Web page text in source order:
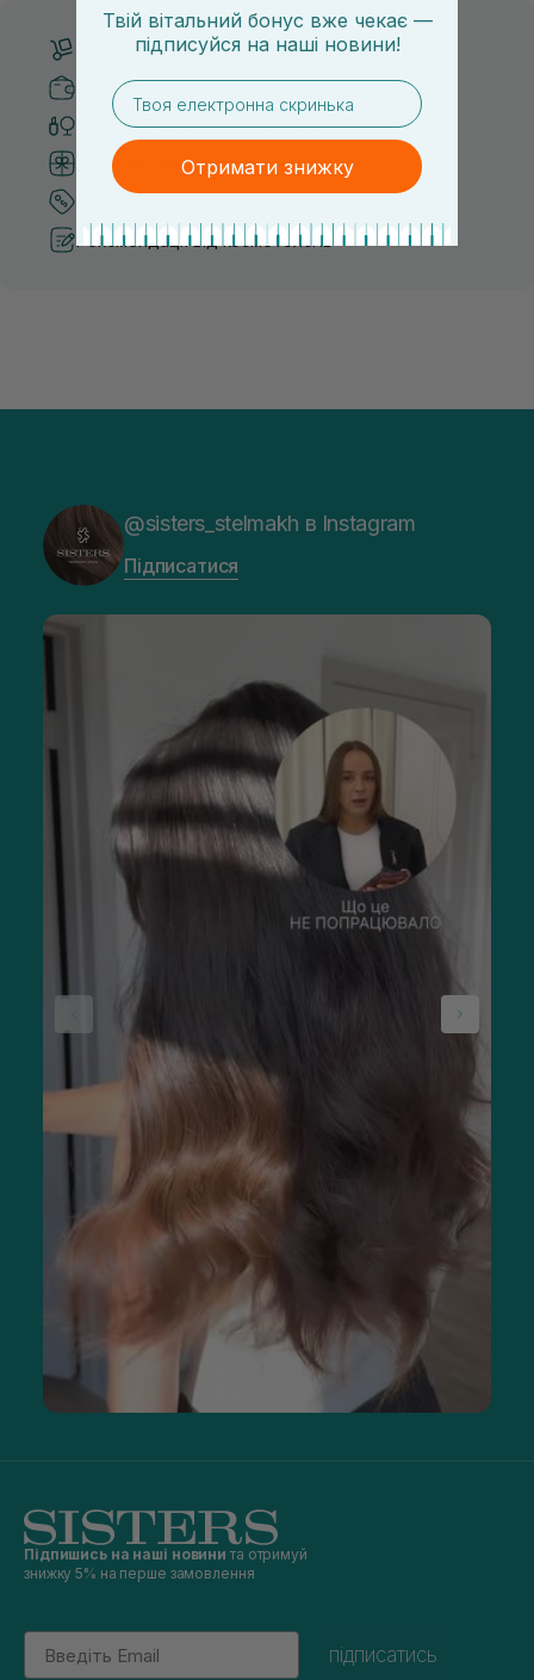
Безкоштовна доставка від 3000 UAH
Безпечні способи оплати
Тільки оригінальна косметика
Система бонусів та лояльності
Рекомендації від косметологів
@sisters_stelmakh в Instagram
Підписатися
Підпишись на наші новини та отримуй
знижку 5% на перше замовлення
Email
підписатись
Твій вітальний бонус вже чекає —
підписуйся на наші новини!
email
Отримати знижку